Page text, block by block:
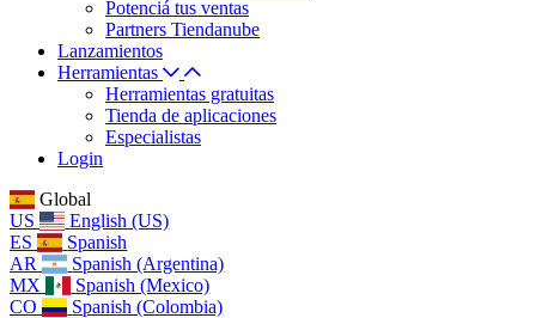
Potenciá tus ventas
Partners Tiendanube
Lanzamientos
Herramientas
Herramientas gratuitas
Tienda de aplicaciones
Especialistas
Login
Global
US
English (US)
ES
Spanish
AR
Spanish (Argentina)
MX
Spanish (Mexico)
CO
Spanish (Colombia)